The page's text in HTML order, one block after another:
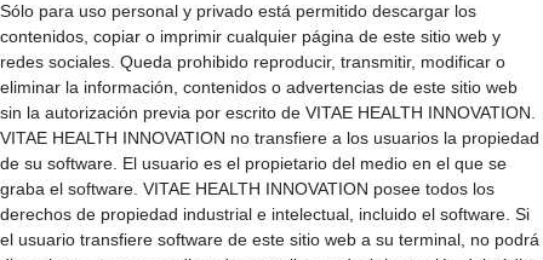
Sólo para uso personal y privado está permitido descargar los
contenidos, copiar o imprimir cualquier página de este sitio web y
redes sociales. Queda prohibido reproducir, transmitir, modificar o
eliminar la información, contenidos o advertencias de este sitio web
sin la autorización previa por escrito de VITAE HEALTH INNOVATION.
VITAE HEALTH INNOVATION no transfiere a los usuarios la propiedad
de su software. El usuario es el propietario del medio en el que se
graba el software. VITAE HEALTH INNOVATION posee todos los
derechos de propiedad industrial e intelectual, incluido el software. Si
el usuario transfiere software de este sitio web a su terminal, no podrá